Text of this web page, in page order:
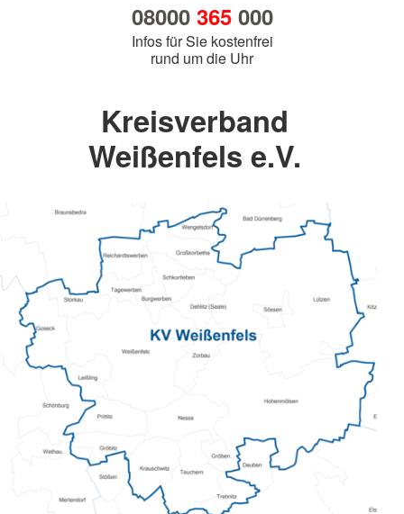
08000 365000
Infos für Sie kostenfrei
rund um die Uhr
Kreisverband
Weißenfels e.V.